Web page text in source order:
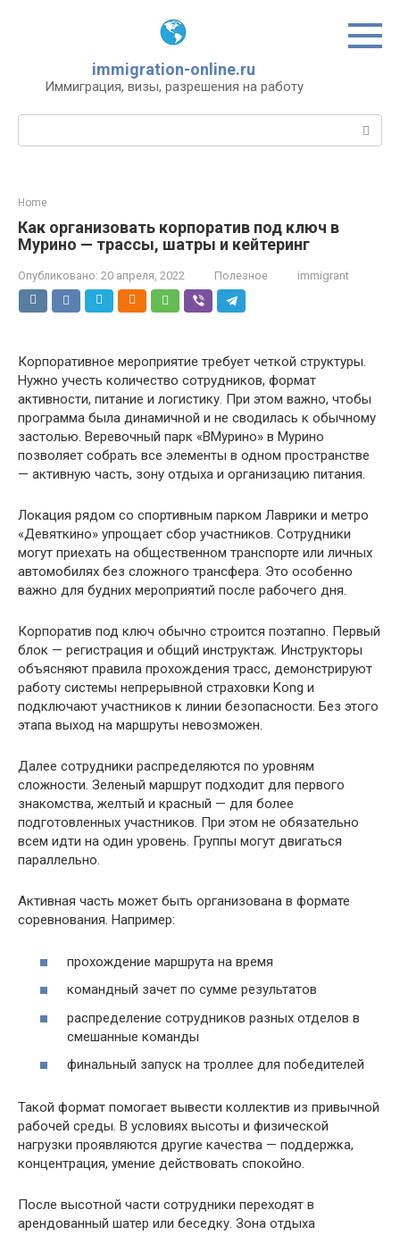
immigration-online.ru
Иммиграция, визы, разрешения на работу
Home
Как организовать корпоратив под ключ в
Мурино — трассы, шатры и кейтеринг
Опубликовано: 20 апреля, 2022 Полезное immigrant
Корпоративное мероприятие требует четкой структуры.
Нужно учесть количество сотрудников, формат
активности, питание и логистику. При этом важно, чтобы
программа была динамичной и не сводилась к обычному
застолью. Веревочный парк «ВМурино» в Мурино
позволяет собрать все элементы в одном пространстве
— активную часть, зону отдыха и организацию питания.
Локация рядом со спортивным парком Лаврики и метро
«Девяткино» упрощает сбор участников. Сотрудники
могут приехать на общественном транспорте или личных
автомобилях без сложного трансфера. Это особенно
важно для будних мероприятий после рабочего дня.
Корпоратив под ключ обычно строится поэтапно. Первый
блок — регистрация и общий инструктаж. Инструкторы
объясняют правила прохождения трасс, демонстрируют
работу системы непрерывной страховки Kong и
подключают участников к линии безопасности. Без этого
этапа выход на маршруты невозможен.
Далее сотрудники распределяются по уровням
сложности. Зеленый маршрут подходит для первого
знакомства, желтый и красный — для более
подготовленных участников. При этом не обязательно
всем идти на один уровень. Группы могут двигаться
параллельно.
Активная часть может быть организована в формате
соревнования. Например:
прохождение маршрута на время
командный зачет по сумме результатов
распределение сотрудников разных отделов в
смешанные команды
финальный запуск на троллее для победителей
Такой формат помогает вывести коллектив из привычной
рабочей среды. В условиях высоты и физической
нагрузки проявляются другие качества — поддержка,
концентрация, умение действовать спокойно.
После высотной части сотрудники переходят в
арендованный шатер или беседку. Зона отдыха